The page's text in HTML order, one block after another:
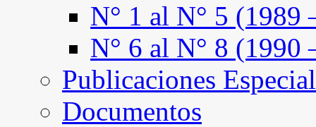
N° 1 al N° 5 (1989
N° 6 al N° 8 (1990
Publicaciones
Documentos